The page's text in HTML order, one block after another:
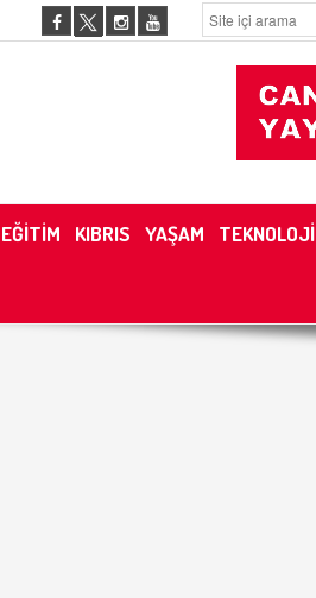
EĞİTİM KIBRIS YAŞAM TEKNOLOJİ